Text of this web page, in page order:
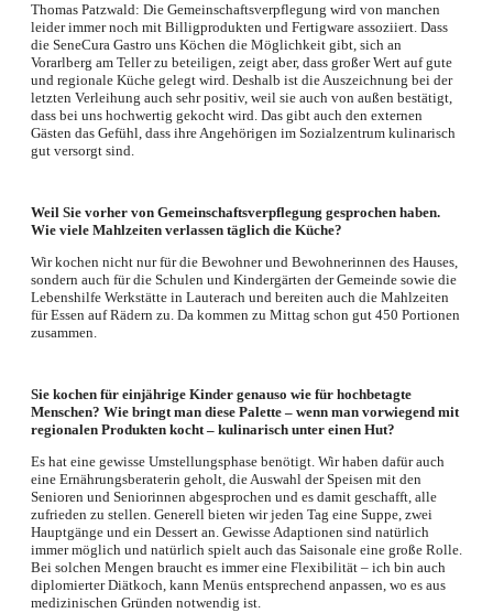
Thomas Patzwald: Die Gemeinschaftsverpflegung wird von manchen
leider immer noch mit Billigprodukten und Fertigware assoziiert. Dass
die SeneCura Gastro uns Köchen die Möglichkeit gibt, sich an
Vorarlberg am Teller zu beteiligen, zeigt aber, dass großer Wert auf gute
und regionale Küche gelegt wird. Deshalb ist die Auszeichnung bei der
letzten Verleihung auch sehr positiv, weil sie auch von außen bestätigt,
dass bei uns hochwertig gekocht wird. Das gibt auch den externen
Gästen das Gefühl, dass ihre Angehörigen im Sozialzentrum kulinarisch
gut versorgt sind.
Weil Sie vorher von Gemeinschaftsverpflegung gesprochen haben.
Wie viele Mahlzeiten verlassen täglich die Küche?
Wir kochen nicht nur für die Bewohner und Bewohnerinnen des Hauses,
sondern auch für die Schulen und Kindergärten der Gemeinde sowie die
Lebenshilfe Werkstätte in Lauterach und bereiten auch die Mahlzeiten
für Essen auf Rädern zu. Da kommen zu Mittag schon gut 450 Portionen
zusammen.
Sie kochen für einjährige Kinder genauso wie für hochbetagte
Menschen? Wie bringt man diese Palette – wenn man vorwiegend mit
regionalen Produkten kocht – kulinarisch unter einen Hut?
Es hat eine gewisse Umstellungsphase benötigt. Wir haben dafür auch
eine Ernährungsberaterin geholt, die Auswahl der Speisen mit den
Senioren und Seniorinnen abgesprochen und es damit geschafft, alle
zufrieden zu stellen. Generell bieten wir jeden Tag eine Suppe, zwei
Hauptgänge und ein Dessert an. Gewisse Adaptionen sind natürlich
immer möglich und natürlich spielt auch das Saisonale eine große Rolle.
Bei solchen Mengen braucht es immer eine Flexibilität – ich bin auch
diplomierter Diätkoch, kann Menüs entsprechend anpassen, wo es aus
medizinischen Gründen notwendig ist.